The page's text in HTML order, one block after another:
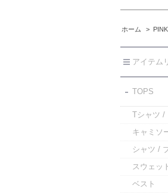
ホーム >
アイテム
TOPS
Tシャツ /
キャミソ
シャツ /
スウェッ
ベスト